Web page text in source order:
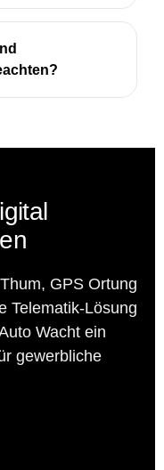
GPS Ortung
Telematik-Lösung
Wacht ein
gewerbliche